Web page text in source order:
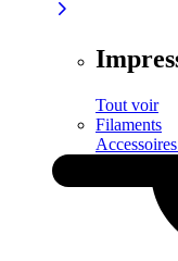
Tout voir
Filaments